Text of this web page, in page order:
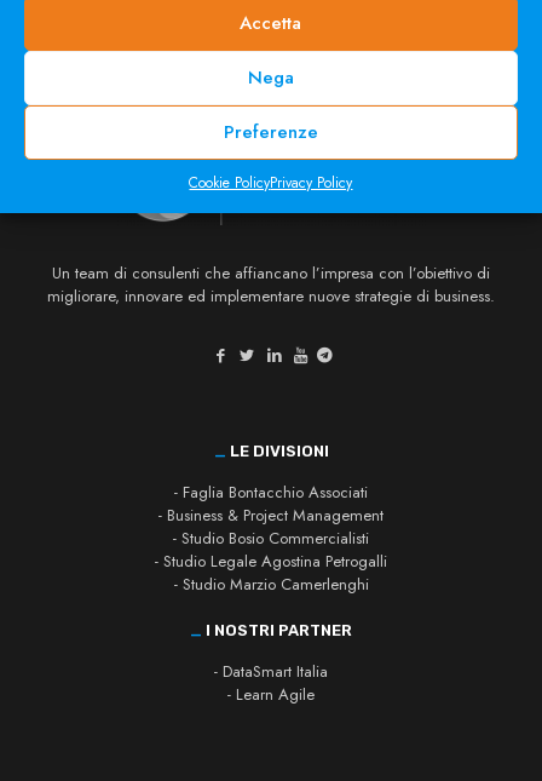
Accetta
Nega
Preferenze
Cookie PolicyPrivacy Policy
Un team di consulenti che affiancano l’impresa con l’obiettivo di
migliorare, innovare ed implementare nuove strategie di business.
_ LE DIVISIONI
- Faglia Bontacchio Associati
- Business & Project Management
- Studio Bosio Commercialisti
- Studio Legale Agostina Petrogalli
- Studio Marzio Camerlenghi
_ I NOSTRI PARTNER
- DataSmart Italia
- Learn Agile